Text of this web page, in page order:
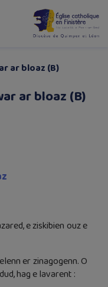
ar bloaz (B)
ar bloaz (B)
e ziskibien ouz e
er zinagogenn. O
hag e lavarent :